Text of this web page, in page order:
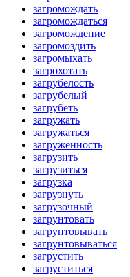
загромождать
загромождаться
загромождение
загромоздить
загромыхать
загрохотать
загрубелость
загрубелый
загрубеть
загружать
загружаться
загруженность
загрузить
загрузиться
загрузка
загрузнуть
загрузочный
загрунтовать
загрунтовывать
загрунтовываться
загрустить
загруститься